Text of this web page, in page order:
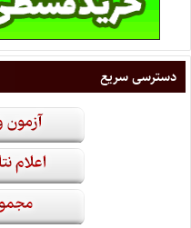
دسترسی سریع